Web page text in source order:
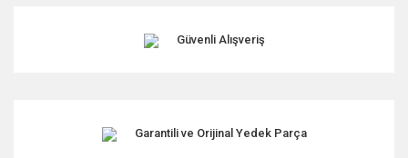
Güvenli Alışveriş
Garantili ve Orijinal Yedek Parça